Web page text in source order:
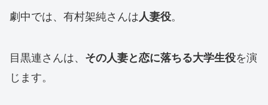
劇中では、有村架純さんは人妻役。
目黒連さんは、 その人妻と恋に落ちる大学生役を演
じます。